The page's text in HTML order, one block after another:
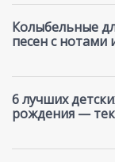
Колыбельные
песен с нотами
6 лучших
рождения —